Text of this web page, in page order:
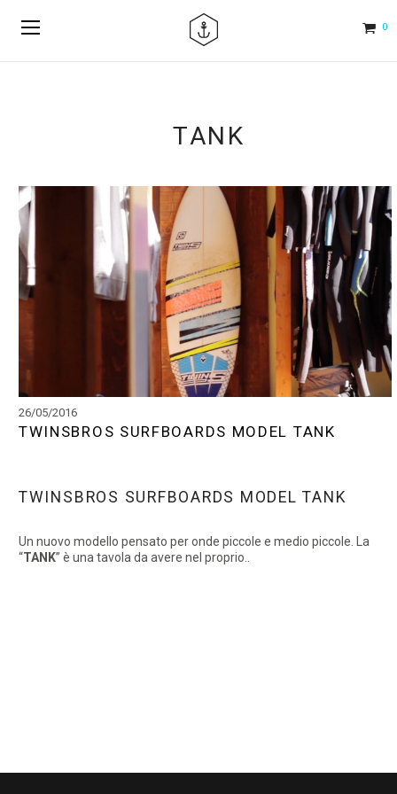
0
TANK
26/05/2016
TWINSBROS SURFBOARDS MODEL TANK
TWINSBROS SURFBOARDS MODEL TANK
Un nuovo modello pensato per onde piccole e medio piccole. La
“TANK” è una tavola da avere nel proprio..